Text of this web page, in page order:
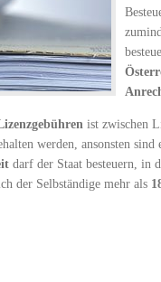
ist zwischen
werden, ansonsten
darf der Staat besteuern, in
der Selbständige mehr als